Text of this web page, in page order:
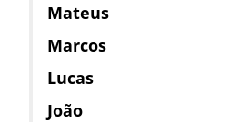
Mateus
Marcos
Lucas
João